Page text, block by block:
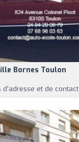
Bornes Toulon
d'adresse et de contact